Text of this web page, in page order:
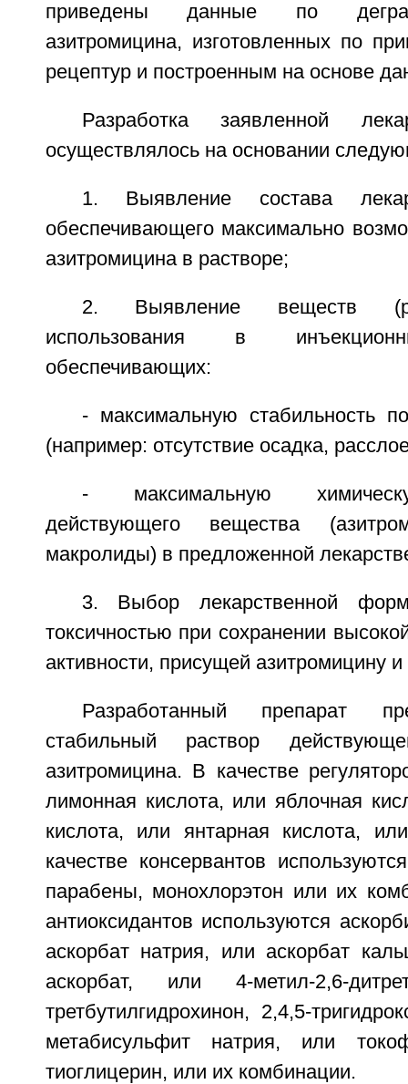
приведены данные по
азитромицина, изготовленных по
рецептур и построенным на основе
Разработка заявленной
осуществлялось на основании
1. Выявление состава
обеспечивающего максимально
азитромицина в растворе;
2. Выявление веществ
использования в
обеспечивающих:
- максимальную стабильность
(например: отсутствие осадка,
- максимальную
действующего вещества
макролиды) в предложенной
3. Выбор лекарственной
токсичностью при сохранении
активности, присущей азитромицину
Разработанный препарат
стабильный раствор
азитромицина. В качестве
лимонная кислота, или яблочная
кислота, или янтарная кислота,
качестве консервантов
парабены, монохлорэтон или их
антиоксидантов используются
аскорбат натрия, или аскорбат
аскорбат, или 4-метил-2,6-
третбутилгидрохинон, 2,4,5-
метабисульфит натрия, или
тиоглицерин, или их комбинации.